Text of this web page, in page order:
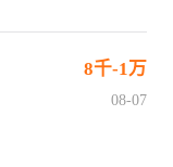
8千-1万
08-07